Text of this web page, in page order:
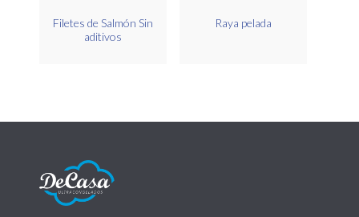
Filetes de Salmón Sin
aditivos
Raya pelada